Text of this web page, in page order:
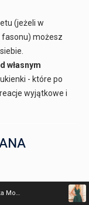
Sukienka Model Anita 274-2 Green – Numoco
(jeżeli w
fasonu) możesz
własnym
- które po
wyjątkowe i
- jest